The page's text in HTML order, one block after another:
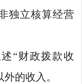
独立核算经营
“财政拨款收
外的收入。